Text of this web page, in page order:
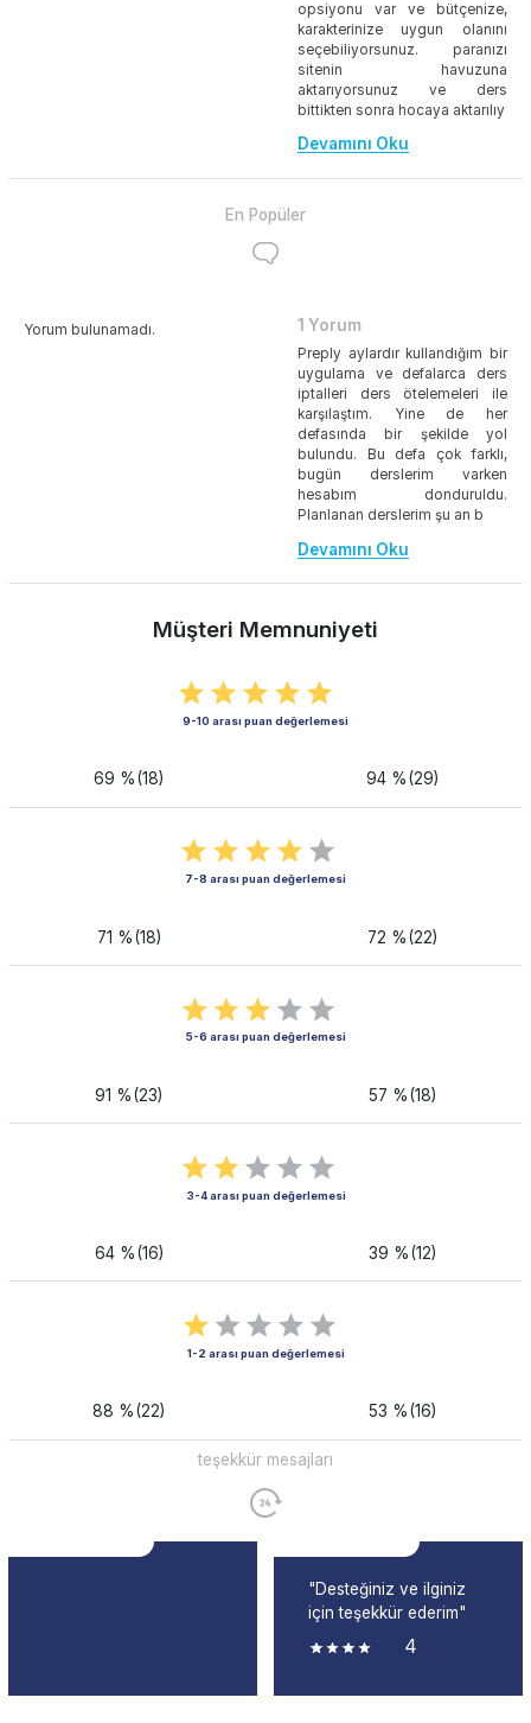
opsiyonu var ve bütçenize,
karakterinize uygun olanını
seçebiliyorsunuz. paranızı
sitenin havuzuna
aktarıyorsunuz ve ders
bittikten sonra hocaya aktarılıy
Devamını Oku
En Popüler
Yorum bulunamadı. 1 Yorum
Preply aylardır kullandığım bir
uygulama ve defalarca ders
iptalleri ders ötelemeleri ile
karşılaştım. Yine de her
defasında bir şekilde yol
bulundu. Bu defa çok farklı,
bugün derslerim varken
hesabım donduruldu.
Planlanan derslerim şu an b
Devamını Oku
Müşteri Memnuniyeti
9-10 arası puan değerlemesi
69 %(18) 94 %(29)
7-8 arası puan değerlemesi
71 %(18) 72 %(22)
5-6 arası puan değerlemesi
91 %(23) 57 %(18)
3-4 arası puan değerlemesi
64 %(16) 39 %(12)
1-2 arası puan değerlemesi
88 %(22) 53 %(16)
teşekkür mesajları
"Desteğiniz ve ilginiz
için teşekkür ederim"
4